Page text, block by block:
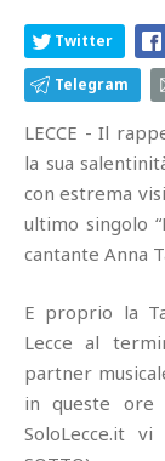
Twitter
Telegram
LECCE - Il
la sua
con estrema
ultimo singolo
cantante Anna
E proprio la
Lecce al
partner
in queste ore
SoloLecce.it